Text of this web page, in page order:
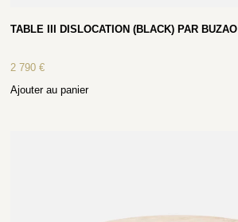
TABLE III DISLOCATION (BLACK) PAR BUZAO
2 790€
Ajouter au panier